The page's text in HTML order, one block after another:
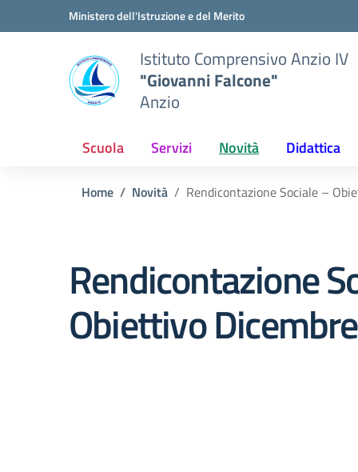
Vai ai contenuti
Vai al menu di navigazioneMinistero dell'Istruzione e del Merito
Istituto Comprensivo Anzio IV
"Giovanni Falcone"
Anzio
Scuola Servizi Novità Didattica
Home Novità Rendicontazione Sociale –
Rendicontazione
Obiettivo